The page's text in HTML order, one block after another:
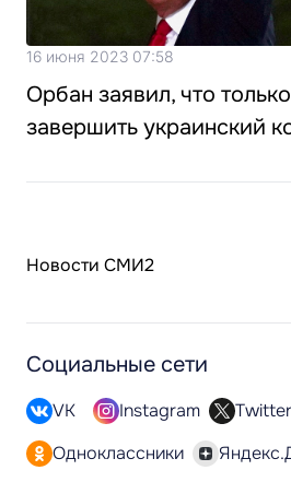
16 июня 2023 07:58
Орбан заявил, что
завершить украинский
Новости СМИ2
Социальные сети
VK Instagram Twitter
Одноклассники